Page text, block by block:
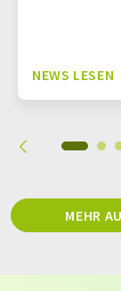
NEWS LESEN
MEHR